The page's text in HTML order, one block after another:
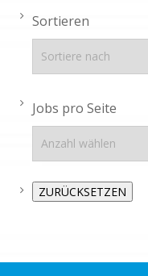
Sortieren
Jobs pro Seite